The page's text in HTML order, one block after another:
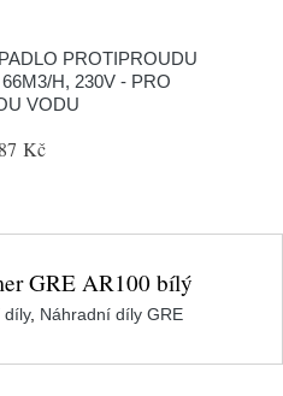
PROTIPROUDU
H, 230V - PRO
VODU
Kč
GRE AR100 bílý
díly, Náhradní díly GRE